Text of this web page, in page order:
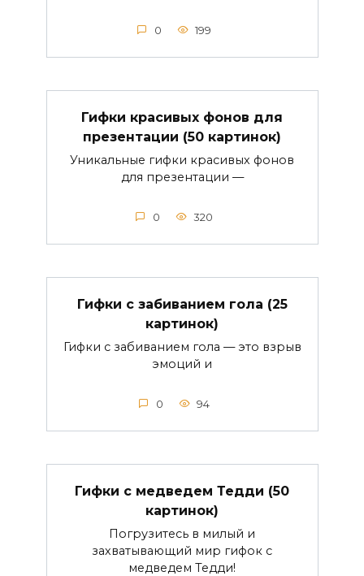
0 199
Гифки красивых фонов для
презентации (50 картинок)
Уникальные гифки красивых фонов
для презентации —
0 320
Гифки с забиванием гола (25
картинок)
Гифки с забиванием гола — это взрыв
эмоций и
0 94
Гифки с медведем Тедди (50
картинок)
Погрузитесь в милый и
захватывающий мир гифок с
медведем Тедди!